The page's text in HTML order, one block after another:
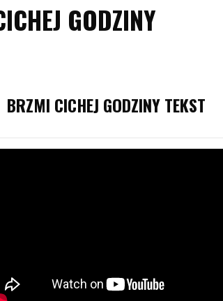
GODZINY
BRZMI CICHEJ GODZINY TEKST